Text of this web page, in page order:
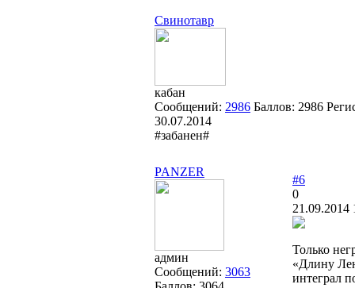
Свинотавр
кабан
Сообщений: 2986 Баллов: 2986
30.07.2014
#забанен#
PANZER
админ
Сообщений: 3063
#6
0
21.09.2014
Только
«Длину
интеграл